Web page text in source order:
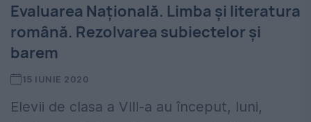
Evaluarea Națională. Limba și literatura
română. Rezolvarea subiectelor și
barem
15 IUNIE 2020
Elevii de clasa a VIII-a au început, luni,